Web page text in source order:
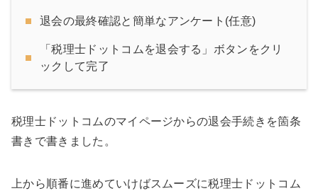
退会の最終確認と簡単なアンケート(任意)
「税理士ドットコムを退会する」ボタンをクリ
ックして完了
税理士ドットコムのマイページからの退会手続きを箇条
書きで書きました。
上から順番に進めていけばスムーズに税理士ドットコム